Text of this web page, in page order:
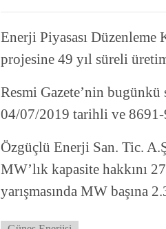
Enerji Piyasası
projesine 49 yıl süreli
Resmi Gazete’nin bugünkü
04/07/2019 tarihli ve 8691-
Özgüçlü Enerji San. Tic.
MW’lık kapasite hakkını
yarışmasında MW başına